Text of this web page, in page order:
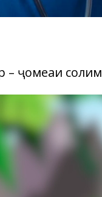
– ҷомеаи солим